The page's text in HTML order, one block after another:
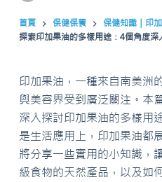
首頁 保健保養 保健知識｜印
探索印加果油的多樣用途：4個角度深
印加果油，一種來自南美洲
與美容界受到廣泛關注。本
深入探討印加果油的多樣用
是生活應用上，印加果油都
將分享一些實用的小知識，
級食物的天然產品，以及如